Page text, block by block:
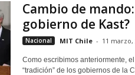
Cambio de
gobierno de Kast?
Nacional MIT Chile - 11 marzo,
Como escribimos anteriormente,
“tradición” de los gobiernos de la